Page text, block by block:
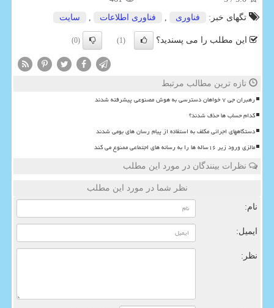
تگهای خبر:
فناوری , فناوری اطلاعات , سایت
این مطلب را می پسندید؟ (1)
(0)
تازه ترین مطالب مرتبط
رهبران جی ۷ خواهان دسترسی به هوش مصنوعی پیشرفته شدند
کدام حساب ها حذف شدند؟
دستگاههای اجرائی مکلف به استفاده از پیام رسان های بومی شدند
مالزی ورود زیر ۱۶ساله ها را به رسانه های اجتماعی ممنوع می کند
نظرات بینندگان در مورد این مطلب
نظر شما در مورد این مطلب
نام:
ایمیل:
نظر: